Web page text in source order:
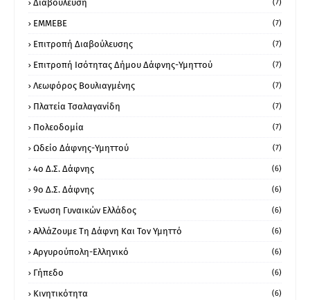
Διαβούλευση (7)
ΕΜΜΕΒΕ (7)
Επιτροπή Διαβούλευσης (7)
Επιτροπή Ισότητας Δήμου Δάφνης-Υμηττού (7)
Λεωφόρος Βουλιαγμένης (7)
Πλατεία Τσαλαγανίδη (7)
Πολεοδομία (7)
Ωδείο Δάφνης-Υμηττού (7)
4ο Δ.Σ. Δάφνης (6)
9ο Δ.Σ. Δάφνης (6)
Ένωση Γυναικών Ελλάδος (6)
ΑλλάΖουμε Τη Δάφνη Και Τον Υμηττό (6)
Αργυρούπολη-Ελληνικό (6)
Γήπεδο (6)
Κινητικότητα (6)